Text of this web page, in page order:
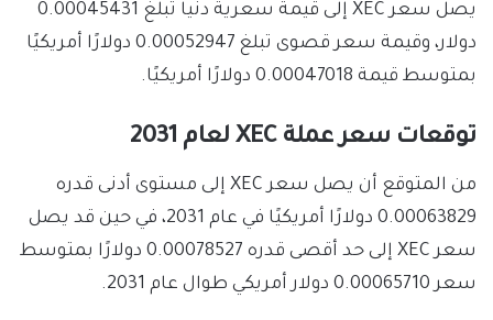
يصل سعر XEC إلى قيمة سعرية دنيا تبلغ 0.00045431
دولار، وقيمة سعر قصوى تبلغ 0.00052947 دولارًا أمريكيًا
بمتوسط ​​قيمة 0.00047018 دولارًا أمريكيًا.
توقعات سعر عملة XEC لعام 2031
من المتوقع أن يصل سعر XEC إلى مستوى أدنى قدره
0.00063829 دولارًا أمريكيًا في عام 2031، في حين قد يصل
سعر XEC إلى حد أقصى قدره 0.00078527 دولارًا بمتوسط
​​سعر 0.00065710 دولار أمريكي طوال عام 2031.